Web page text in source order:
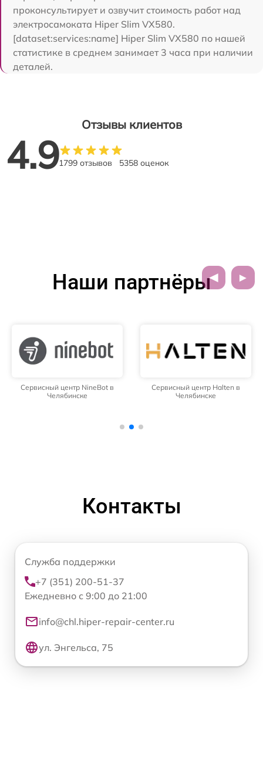
проконсультирует и озвучит стоимость работ над
электросамоката Hiper Slim VX580.
[dataset:services:name] Hiper Slim VX580 по нашей
статистике в среднем занимает 3 часа при наличии
деталей.
Отзывы клиентов
4.91799 отзывов 5358 оценок
Наши партнёры
Сервисный центр NineBot в
Челябинске
Сервисный центр Halten в
Челябинске
Контакты
Служба поддержки
+7 (351) 200-51-37
Ежедневно с 9:00 до 21:00
info@chl.hiper-repair-center.ru
ул. Энгельса, 75